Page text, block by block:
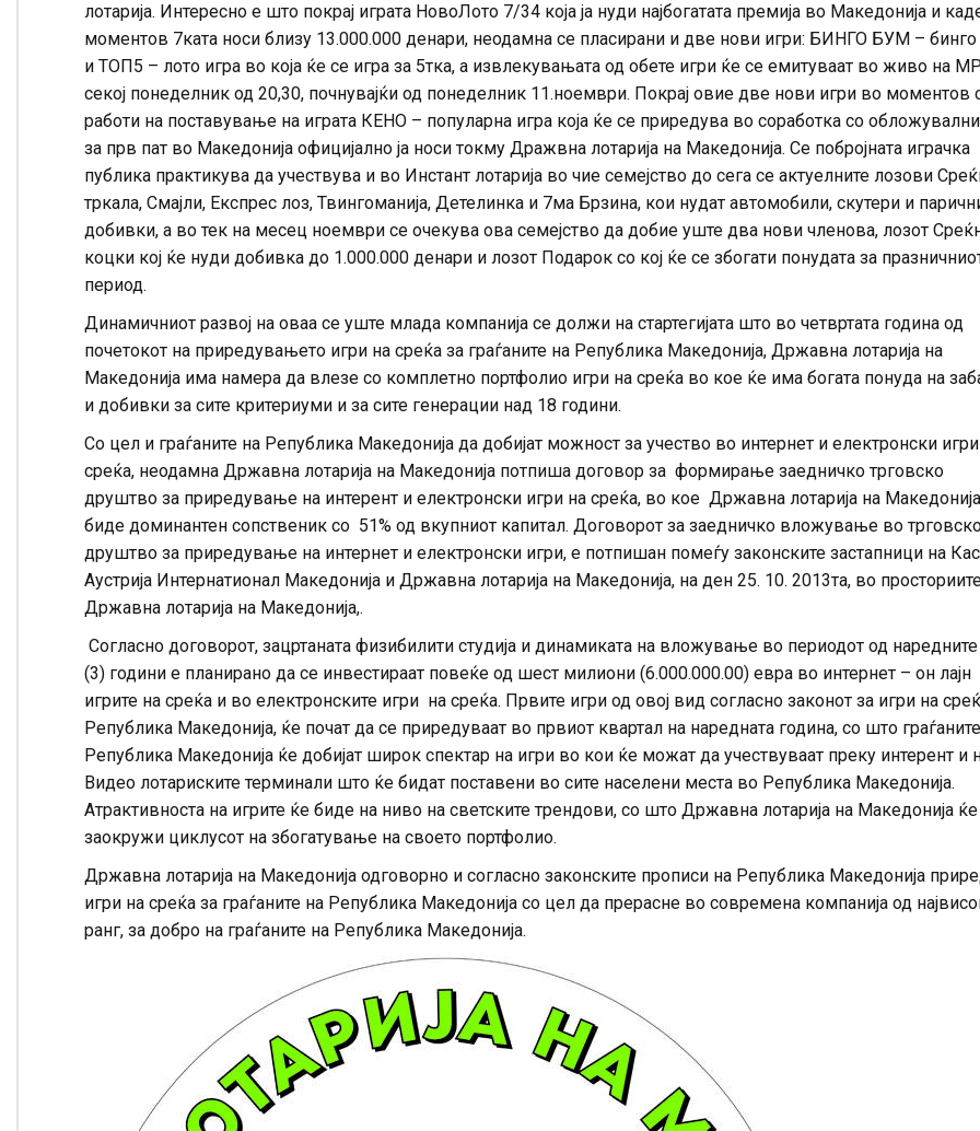
лотарија. Интересно е што покрај играта НовоЛото 7/34 која ја нуди најбогатата премија во Македонија и
моментов 7ката носи близу 13.000.000 денари, неодамна се пласирани и две нови игри: БИНГО БУМ – бинго
и ТОП5 – лото игра во која ќе се игра за 5тка, а извлекувањата од обете игри ќе се емитуваат во живо на
секој понеделник од 20,30, почнувајќи од понеделник 11.ноември. Покрај овие две нови игри во моментов
работи на поставување на играта КЕНО – популарна игра која ќе се приредува во соработка со
за прв пат во Македонија официјално ја носи токму Дражвна лотарија на Македонија. Се побројната играчка
публика практикува да учествува и во Инстант лотарија во чие семејство до сега се актуелните лозови
тркала, Смајли, Експрес лоз, Твингоманија, Детелинка и 7ма Брзина, кои нудат автомобили, скутери и
добивки, а во тек на месец ноември се очекува ова семејство да добие уште два нови членова, лозот
коцки кој ќе нуди добивка до 1.000.000 денари и лозот Подарок со кој ќе се збогати понудата за
период.
Динамичниот развој на оваа се уште млада компанија се должи на стартегијата што во четвртата година од
почетокот на приредувањето игри на среќа за граѓаните на Република Македонија, Државна лотарија на
Македонија има намера да влезе со комплетно портфолио игри на среќа во кое ќе има богата понуда на
и добивки за сите критериуми и за сите генерации над 18 години.
Со цел и граѓаните на Република Македонија да добијат можност за учество во интернет и електронски
среќа, неодамна Државна лотарија на Македонија потпиша договор за формирање заедничко трговско
друштво за приредување на интерент и електронски игри на среќа, во кое Државна лотарија на
биде доминантен сопственик со 51% од вкупниот капитал. Договорот за заедничко вложување во
друштво за приредување на интернет и електронски игри, е потпишан помеѓу законските застапници на
Аустрија Интернатионал Македонија и Државна лотарија на Македонија, на ден 25. 10. 2013та, во
Државна лотарија на Македонија,.
Согласно договорот, зацртаната физибилити студија и динамиката на вложување во периодот од
(3) години е планирано да се инвестираат повеќе од шест милиони (6.000.000.00) евра во интернет – он лајн
игрите на среќа и во електронските игри на среќа. Првите игри од овој вид согласно законот за игри на
Република Македонија, ќе почат да се приредуваат во првиот квартал на наредната година, со што
Република Македонија ќе добијат широк спектар на игри во кои ќе можат да учествуваат преку интерент и
Видео лотариските терминали што ќе бидат поставени во сите населени места во Република Македонија.
Атрактивноста на игрите ќе биде на ниво на светските трендови, со што Државна лотарија на Македонија ќе
заокружи циклусот на збогатување на своето портфолио.
Државна лотарија на Македонија одговорно и согласно законските прописи на Република Македонија
игри на среќа за граѓаните на Република Македонија со цел да прерасне во современа компанија од
ранг, за добро на граѓаните на Република Македонија.